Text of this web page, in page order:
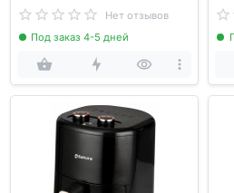
Нет отзывов
Под заказ 4-5 дней